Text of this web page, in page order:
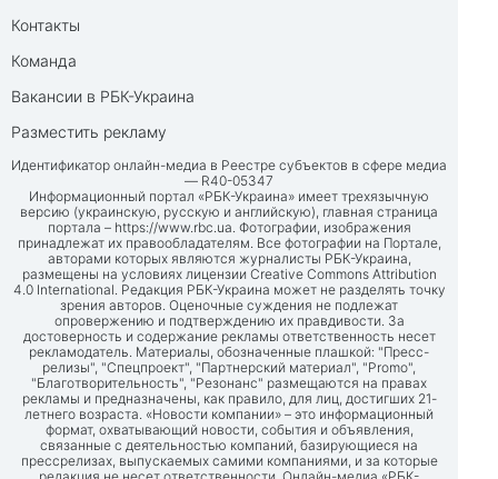
Контакты
Команда
Вакансии в РБК-Украина
Разместить рекламу
Идентификатор онлайн-медиа в Реестре субъектов в сфере медиа
— R40-05347
Информационный портал «РБК-Украина» имеет трехязычную
версию (украинскую, русскую и английскую), главная страница
портала – https://www.rbc.ua . Фотографии, изображения
принадлежат их правообладателям. Все фотографии на Портале,
авторами которых являются журналисты РБК-Украина,
размещены на условиях лицензии Creative Commons Attribution
4.0 International. Редакция РБК-Украина может не разделять точку
зрения авторов. Оценочные суждения не подлежат
опровержению и подтверждению их правдивости. За
достоверность и содержание рекламы ответственность несет
рекламодатель. Материалы, обозначенные плашкой: "Пресс-
релизы", "Спецпроект", "Партнерский материал", "Promo",
"Благотворительность", "Резонанс" размещаются на правах
рекламы и предназначены, как правило, для лиц, достигших 21-
летнего возраста. «Новости компании» – это информационный
формат, охватывающий новости, события и объявления,
связанные с деятельностью компаний, базирующиеся на
прессрелизах, выпускаемых самими компаниями, и за которые